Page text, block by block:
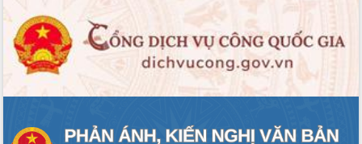
Ngành nông nghiệp phấn đấu tăng
trưởng đạt 5,86% trong năm 2026
UBND tỉnh Đắk Lắk triển khai công tác
quốc phòng, quân sự địa phương năm
2026
Đắk Lắk tập trung toàn lực khắc phục
Đoàn thanh tra EC